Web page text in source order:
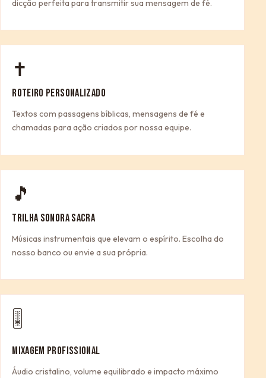
dicção perfeita para transmitir sua mensagem de fé.
✝
ROTEIRO PERSONALIZADO
Textos com passagens bíblicas, mensagens de fé e
chamadas para ação criados por nossa equipe.
🎵
TRILHA SONORA SACRA
Músicas instrumentais que elevam o espírito. Escolha do
nosso banco ou envie a sua própria.
🎚
MIXAGEM PROFISSIONAL
Áudio cristalino, volume equilibrado e impacto máximo